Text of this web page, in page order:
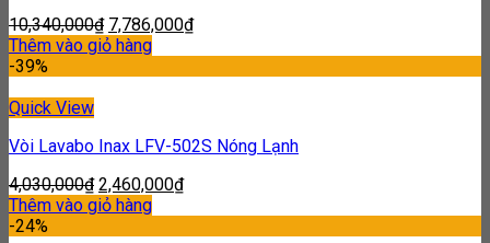
10,340,000₫ 7,786,000₫
Thêm vào giỏ hàng
-39%
Quick View
Vòi Lavabo Inax LFV-502S Nóng Lạnh
4,030,000₫ 2,460,000₫
Thêm vào giỏ hàng
-24%